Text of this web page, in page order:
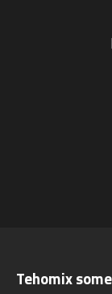
Tehomix